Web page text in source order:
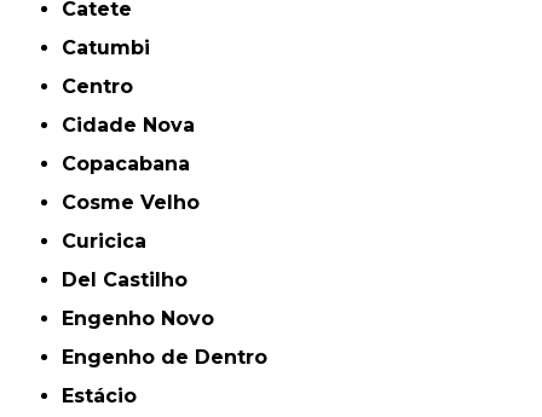
Catete
Catumbi
Centro
Cidade Nova
Copacabana
Cosme Velho
Curicica
Del Castilho
Engenho Novo
Engenho de Dentro
Estácio